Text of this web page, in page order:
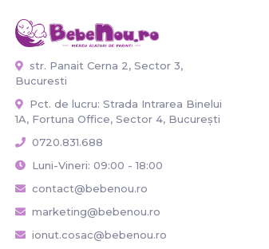
str. Panait Cerna 2, Sector 3,
Bucuresti
Pct. de lucru: Strada Intrarea Binelui
1A, Fortuna Office, Sector 4, București
0720.831.688
Luni-Vineri: 09:00 - 18:00
contact@bebenou.ro
marketing@bebenou.ro
ionut.cosac@bebenou.ro